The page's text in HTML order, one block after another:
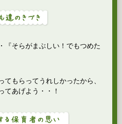
『そらがまぶしい！でもつめた
てもらってうれしかったから、
てあげよう・・！